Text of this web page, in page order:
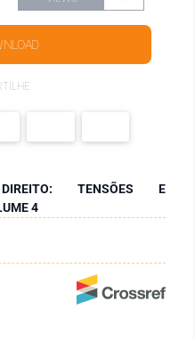
TENSÕES E
4